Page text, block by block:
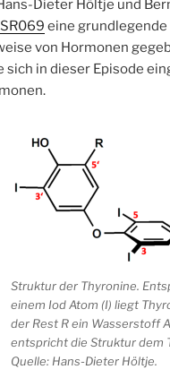
Dieter Höltje und
eine
von Hormonen
sich in dieser Episode
Struktur der Thyronine.
einem Iod Atom (I) liegt
der Rest R ein Wasserstoff
entspricht die Struktur dem
Quelle: Hans-Dieter Höltje.